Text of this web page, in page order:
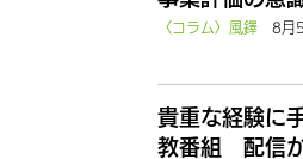
〈コラム〉風鐸
8月
貴重な経験に
教番組 配信